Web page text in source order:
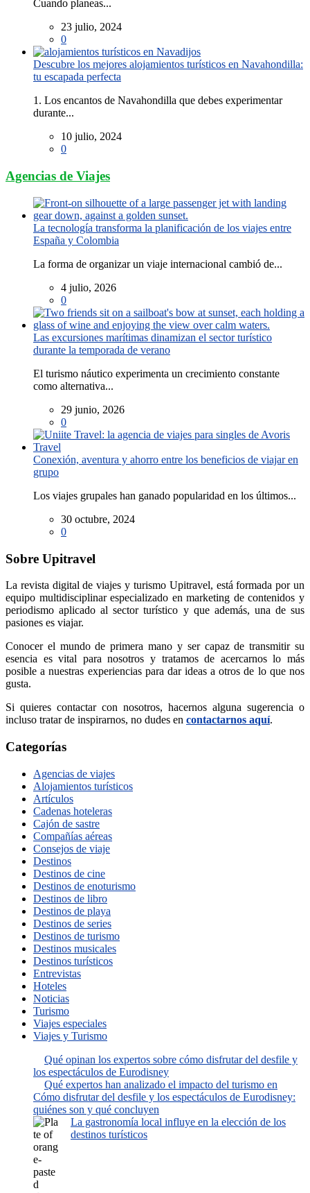
Cuando planeas...
23 julio, 2024
0
Descubre los mejores alojamientos turísticos en Navahondilla:
tu escapada perfecta
1. Los encantos de Navahondilla que debes experimentar
durante...
10 julio, 2024
0
Agencias de Viajes
La tecnología transforma la planificación de los viajes entre
España y Colombia
La forma de organizar un viaje internacional cambió de...
4 julio, 2026
0
Las excursiones marítimas dinamizan el sector turístico
durante la temporada de verano
El turismo náutico experimenta un crecimiento constante
como alternativa...
29 junio, 2026
0
Conexión, aventura y ahorro entre los beneficios de viajar en
grupo
Los viajes grupales han ganado popularidad en los últimos...
30 octubre, 2024
0
Sobre Upitravel
La revista digital de viajes y turismo Upitravel, está formada por un
equipo multidisciplinar especializado en marketing de contenidos y
periodismo aplicado al sector turístico y que además, una de sus
pasiones es viajar.
Conocer el mundo de primera mano y ser capaz de transmitir su
esencia es vital para nosotros y tratamos de acercarnos lo más
posible a nuestras experiencias para dar ideas a otros de lo que nos
gusta.
Si quieres contactar con nosotros, hacernos alguna sugerencia o
incluso tratar de inspirarnos, no dudes en contactarnos aquí.
Categorías
Agencias de viajes
Alojamientos turísticos
Artículos
Cadenas hoteleras
Cajón de sastre
Compañías aéreas
Consejos de viaje
Destinos
Destinos de cine
Destinos de enoturismo
Destinos de libro
Destinos de playa
Destinos de series
Destinos de turismo
Destinos musicales
Destinos turísticos
Entrevistas
Hoteles
Noticias
Turismo
Viajes especiales
Viajes y Turismo
Qué opinan los expertos sobre cómo disfrutar del desfile y
los espectáculos de Eurodisney
Qué expertos han analizado el impacto del turismo en
Cómo disfrutar del desfile y los espectáculos de Eurodisney:
quiénes son y qué concluyen
La gastronomía local influye en la elección de los
destinos turísticos